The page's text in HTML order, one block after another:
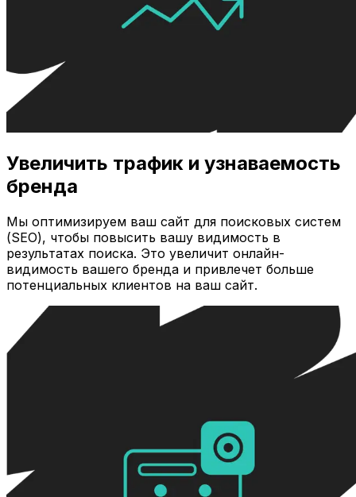
Увеличить трафик и узнаваемость
бренда
Мы оптимизируем ваш сайт для поисковых систем
(SEO), чтобы повысить вашу видимость в
результатах поиска. Это увеличит онлайн-
видимость вашего бренда и привлечет больше
потенциальных клиентов на ваш сайт.